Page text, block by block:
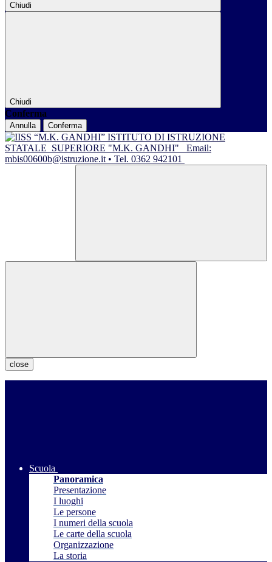
Chiudi
Chiudi
Conferma
Annulla Conferma
ISTITUTO DI ISTRUZIONE
STATALE SUPERIORE "M.K. GANDHI"
Email:
mbis00600b@istruzione.it • Tel. 0362 942101
close
Scuola
Panoramica
Presentazione
I luoghi
Le persone
I numeri della scuola
Le carte della scuola
Organizzazione
La storia